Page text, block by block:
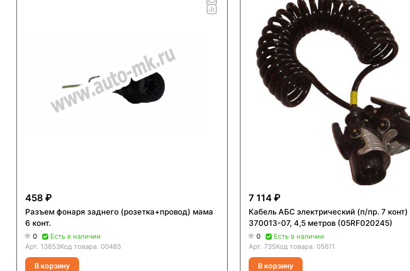
458 ₽
Разъем фонаря заднего (розетка+провод) мама
6 конт.
0
Есть в наличии
Арт. 13853Код товара. 00485
В корзину
7 114 ₽
Кабель АБС электрический (п/пр. 7 конт)
370013-07, 4,5 метров (05RF020245)
0
Есть в наличии
Арт. 735Код товара. 05611
В корзину